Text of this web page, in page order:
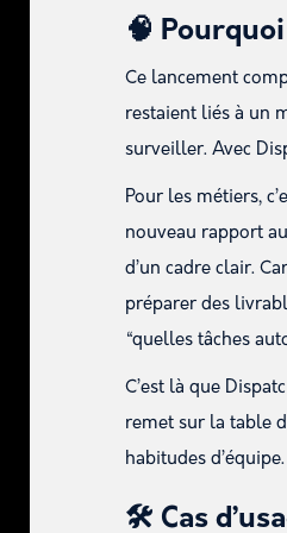
🧠
Ce lancement
restaient liés à un
surveiller. Avec
Pour les métiers,
nouveau rapport
d’un cadre clair.
préparer des
“quelles tâches
C’est là que
remet sur la table
habitudes d’équipe.
🛠️ Cas